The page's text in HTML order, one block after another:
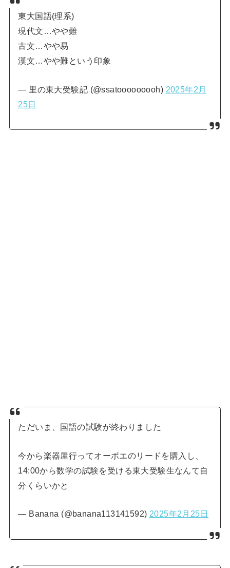
東大国語(理系)
現代文…やや難
古文…やや易
漢文…やや難という印象
— 里の東大受験記 (@ssatooooooooh) 2025年2月
25日
ただいま、国語の試験が終わりました
今から楽器屋行ってオーボエのリードを購入し、
14:00から数学の試験を受ける東大受験生なんて自
分くらいかと
— Banana (@banana113141592) 2025年2月25日